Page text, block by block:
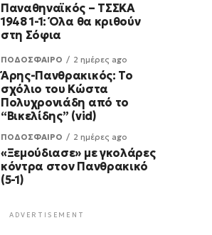
Παναθηναϊκός – ΤΣΣΚΑ
1948 1-1: Όλα θα κριθούν
στη Σόφια
ΠΟΔΟΣΦΑΙΡΟ 2 ημέρες ago
Άρης-Πανθρακικός: Το
σχόλιο του Κώστα
Πολυχρονιάδη από το
“Βικελίδης” (vid)
ΠΟΔΟΣΦΑΙΡΟ 2 ημέρες ago
«Ξεμούδιασε» με γκολάρες
κόντρα στον Πανθρακικό
(5-1)
ADVERTISEMENT